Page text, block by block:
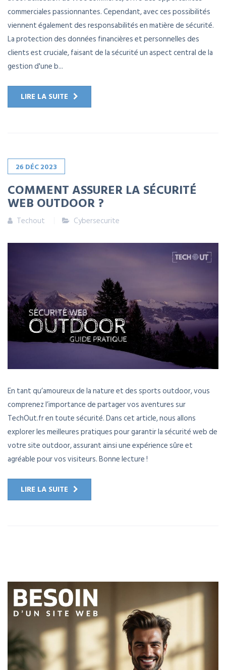
commerciales passionnantes. Cependant, avec ces possibilités
viennent également des responsabilités en matière de sécurité.
La protection des données financières et personnelles des
clients est cruciale, faisant de la sécurité un aspect central de la
gestion d'une b...
LIRE LA SUITE
26 DÉC2023
COMMENT ASSURER LA SÉCURITÉ
WEB OUTDOOR ?
Techout Cybersecurite
En tant qu’amoureux de la nature et des sports outdoor, vous
comprenez l’importance de partager vos aventures sur
TechOut.fr en toute sécurité. Dans cet article, nous allons
explorer les meilleures pratiques pour garantir la sécurité web de
votre site outdoor, assurant ainsi une expérience sûre et
agréable pour vos visiteurs. Bonne lecture !
LIRE LA SUITE